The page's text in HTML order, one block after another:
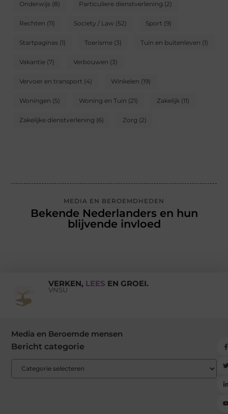
Onderwijs (8) Particuliere dienstverlening (2)
Rechten (11) Society / Law (52) Sport (9)
Startpaginas (1) Toerisme (3) Tuin en buitenleven (1)
Vakantie (7) Verbouwen (3)
Vervoer en transport (4) Winkelen (19)
Woningen (5) Woning en Tuin (21) Zakelijk (11)
Zakelijke dienstverlening (6) Zorg (2)
MEDIA EN BEROEMDHEDEN
Bekende Nederlanders en hun
blijvende invloed
VERKEN, LEES EN GROEI.
VNSU
Media en Beroemde mensen
Bericht categorie